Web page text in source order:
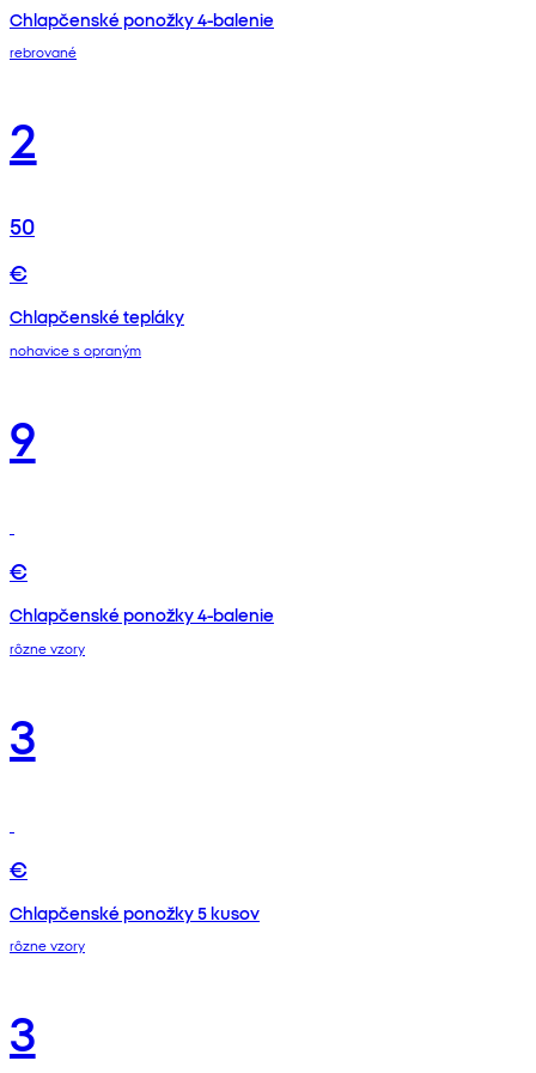
Chlapčenské ponožky 4-balenie
rebrované
2
50
€
Chlapčenské tepláky
nohavice s opraným
9
€
Chlapčenské ponožky 4-balenie
rôzne vzory
3
€
Chlapčenské ponožky 5 kusov
rôzne vzory
3